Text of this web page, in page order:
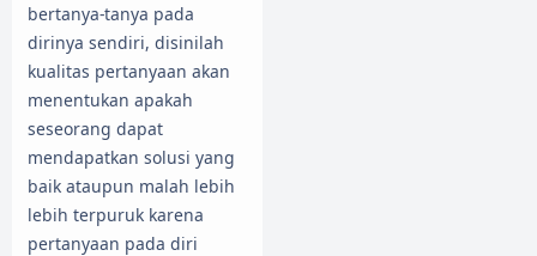
bertanya-tanya pada
dirinya sendiri, disinilah
kualitas pertanyaan akan
menentukan apakah
seseorang dapat
mendapatkan solusi yang
baik ataupun malah lebih
lebih terpuruk karena
pertanyaan pada diri